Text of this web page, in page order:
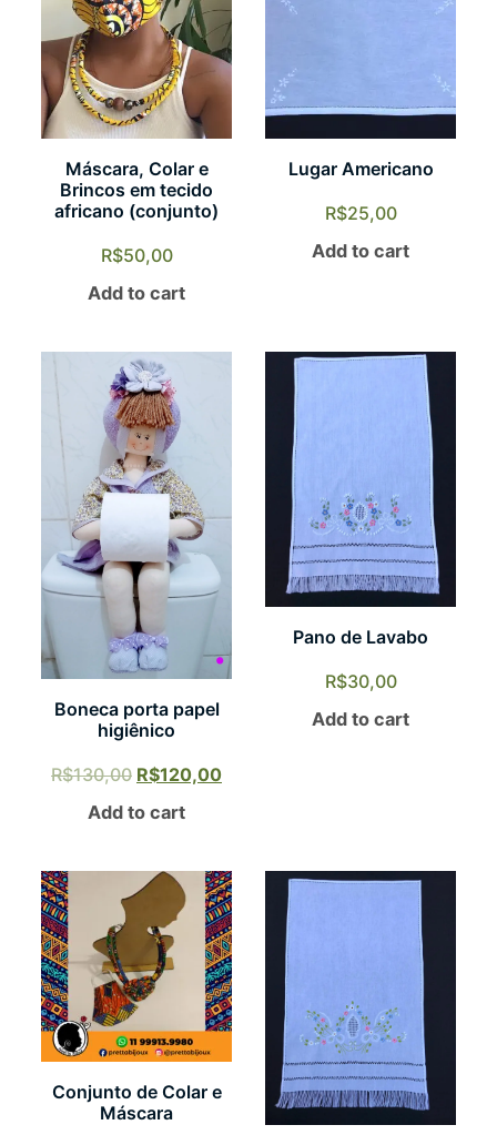
Máscara, Colar e
Brincos em tecido
africano (conjunto)
R$50,00
Add to cart
Lugar Americano
R$25,00
Add to cart
Boneca porta papel
higiênico
R$130,00 R$120,00
Add to cart
Pano de Lavabo
R$30,00
Add to cart
Conjunto de Colar e
Máscara